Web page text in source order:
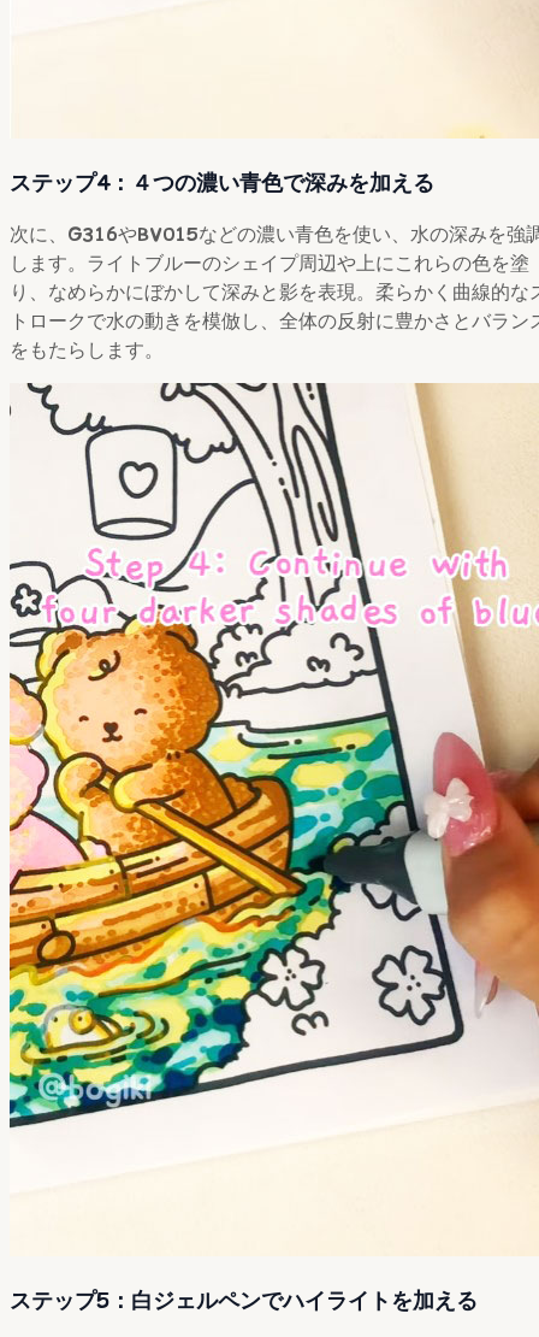
ステップ4：４つの濃い青色で深みを加える
次に、 G316やBV015などの濃い青色を使い、水の深みを強
します。ライトブルーのシェイプ周辺や上にこれらの色を塗
り、なめらかにぼかして深みと影を表現。柔らかく曲線的な
トロークで水の動きを模倣し、全体の反射に豊かさとバラン
をもたらします。
ステップ5：白ジェルペンでハイライトを加える